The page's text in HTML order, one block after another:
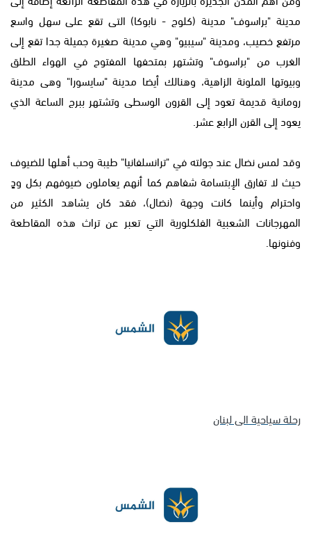
مدينة "براسوف" مدينة (كلوج - نابوكا) التى تقع على سهل واسع
مرتفع خصيب، ومدينة "سيبيو" وهي مدينة صغيرة جميلة جدا تقع إلى
الغرب من "براسوف" وتشتهر بمتحفها المفتوح في الهواء الطلق
وبيوتها الملونة الزاهية، وهنالك أيضا مدينة "سايسورا" وهى مدينة
رومانية قديمة تعود إلى القرون الوسطى وتشتهر ببرج الساعة الذي
يعود إلى القرن الرابع عشر.
وقد لمس نضال عند جولته في "ترانسلفانيا" طيبة وحب أهلها للضيوف
حيث لا تفارق الإبتسامة شفاهم كما أنهم يعاملون ضيوفهم بكل ودٍ
واحترام وأينما كانت وجهة (نضال)، فقد كان يشاهد الكثير من
المهرجانات الشعبية الفلكلورية التي تعبر عن تراث هذه المقاطعة
وفنونها.
رحلة سياحية الى لبنان